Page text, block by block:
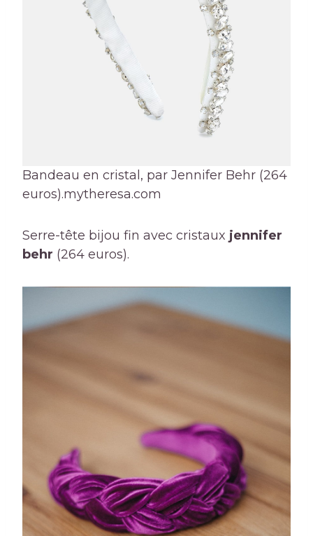
Bandeau en cristal, par Jennifer Behr (264
euros).mytheresa.com
Serre-tête bijou fin avec cristaux jennifer
behr (264 euros).